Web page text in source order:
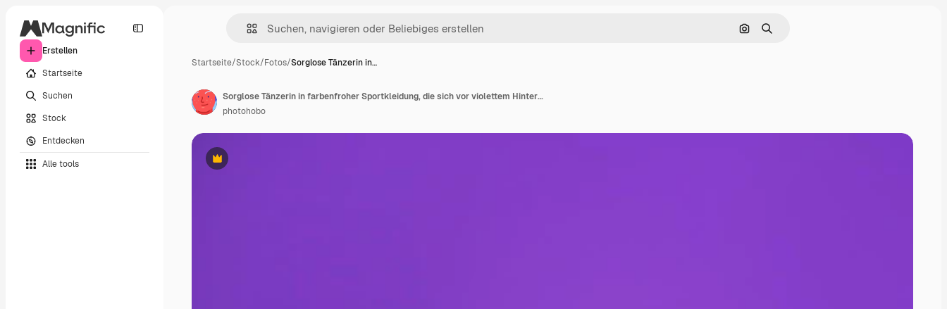
Erstellen
Startseite
Suchen
Stock
Entdecken
Alle tools
Nach Bild suchen
Suchen
Startseite/Stock/Fotos/Sorglose Tänzerin in…
Premium
Sorglose Tänzerin in farbenfroher Sportkleidung, die sich vor violettem Hintergrund amüsiert
photohobo